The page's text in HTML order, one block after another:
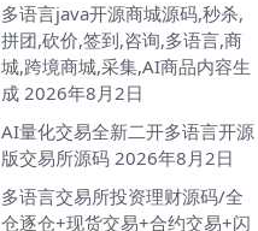
多语言java开源商城源码,秒杀,
拼团,砍价,签到,咨询,多语言,商
城,跨境商城,采集,AI商品内容生
成 2026年8月2日
AI量化交易全新二开多语言开源
版交易所源码 2026年8月2日
多语言交易所投资理财源码/全
仓逐仓+现货交易+合约交易+闪